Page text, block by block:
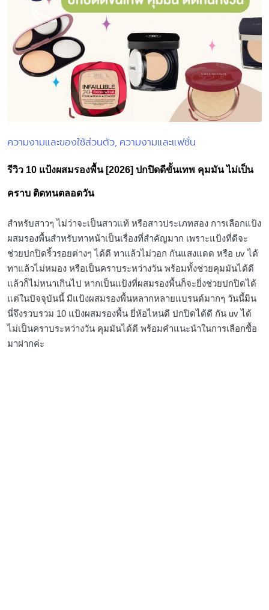
Posted
ความงามและของใช้ส่วนตัว ความงามและแฟชั่น
รีวิว 10 แป้งผสมรองพื้น [2026] ปกปิดดีขั้นเทพ คุมมัน ไม่เป็น
คราบ ติดทนตลอดวัน
สำหรับสาวๆ ไม่ว่าจะเป็นสาวแท้ หรือสาวประเภทสอง การเลือกแป้ง
ผสมรองพื้นสำหรับทาหน้าเป็นเรื่องที่สำคัญมาก เพราะแป้งที่ดีจะ
ช่วยปกปิดริ้วรอยต่างๆ ได้ดี ทาแล้วไม่วอก กันแสงแดด หรือ uv ได้
ทาแล้วไม่หมอง หรือเป็นคราบระหว่างวัน พร้อมทั้งช่วยคุมมันได้ดี
แล้วก็ไม่หนาเกินไป หากเป็นแป้งที่ผสมรองพื้นก็จะยิ่งช่วยปกปิดได้
แต่ในปัจจุบันนี้ มีแป้งผสมรองพื้นหลากหลายแบรนด์มากๆ วันนี้มิน
นี่จึงรวบรวม 10 แป้งผสมรองพื้น ยี่ห้อไหนดี ปกปิดได้ดี กัน uv ได้
ไม่เป็นคราบระหว่างวัน คุมมันได้ดี พร้อมคำแนะนำในการเลือกซื้อ
มาฝากค่ะ